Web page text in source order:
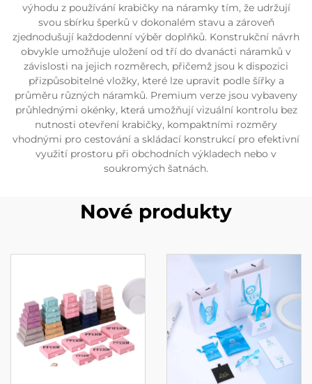
výhodu z používání krabičky na náramky tím, že udržují
svou sbírku šperků v dokonalém stavu a zároveň
zjednodušují každodenní výběr doplňků. Konstrukční návrh
obvykle umožňuje uložení od tří do dvanácti náramků v
závislosti na jejich rozměrech, přičemž jsou k dispozici
přizpůsobitelné vložky, které lze upravit podle šířky a
průměru různých náramků. Premium verze jsou vybaveny
průhlednými okénky, která umožňují vizuální kontrolu bez
nutnosti otevření krabičky, kompaktními rozměry
vhodnými pro cestování a skládací konstrukcí pro efektivní
využití prostoru při obchodních výkladech nebo v
soukromých šatnách.
Nové produkty